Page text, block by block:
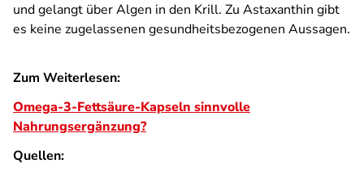
und gelangt über Algen in den Krill. Zu Astaxanthin gibt
es keine zugelassenen gesundheitsbezogenen Aussagen.
Zum Weiterlesen:
Omega-3-Fettsäure-Kapseln sinnvolle
Nahrungsergänzung?
Quellen: